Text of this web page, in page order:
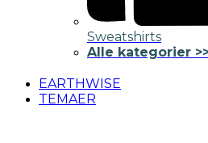
Sweatshirts
Alle kategorier
EARTHWISE
TEMAER